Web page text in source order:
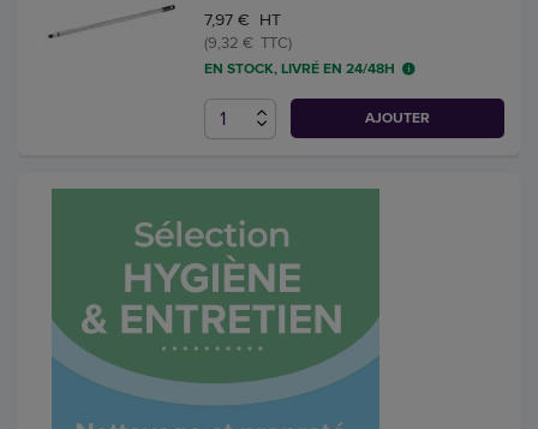
7,97 € HT
(9,32 € TTC)
EN STOCK, LIVRÉ EN 24/48H
AJOUTER